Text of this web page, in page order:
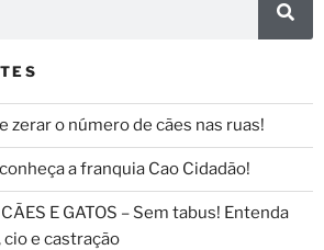
zerar o número de cães nas ruas!
a franquia Cao Cidadão!
E GATOS – Sem tabus! Entenda
e castração